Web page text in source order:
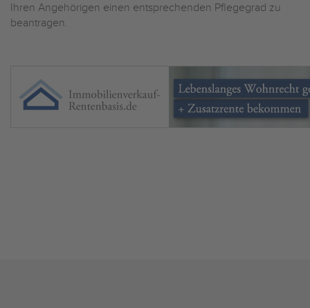
Ihren Angehörigen einen entsprechenden Pflegegrad zu
beantragen.